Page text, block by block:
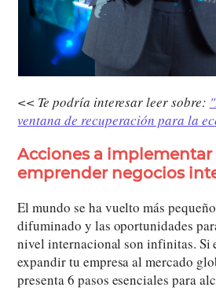
<< Te podría interesar leer sobre:
ventana de recuperación para la
Acciones a implementar
emprender negocios
El mundo se ha vuelto más
difuminado y las oportunidades
nivel internacional son infinitas. Si
expandir tu empresa al mercado
presenta 6 pasos esenciales para